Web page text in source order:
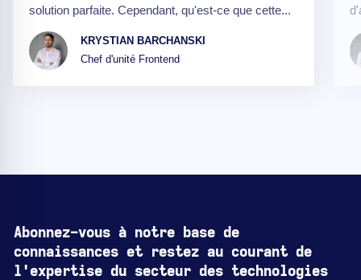
solution parfaite. Cependant, qu'est-ce que cette...
KRYSTIAN BARCHANSKI
Chef d'unité Frontend
Abonnez-vous à notre base de
connaissances et restez au courant de
l'expertise du secteur des technologies